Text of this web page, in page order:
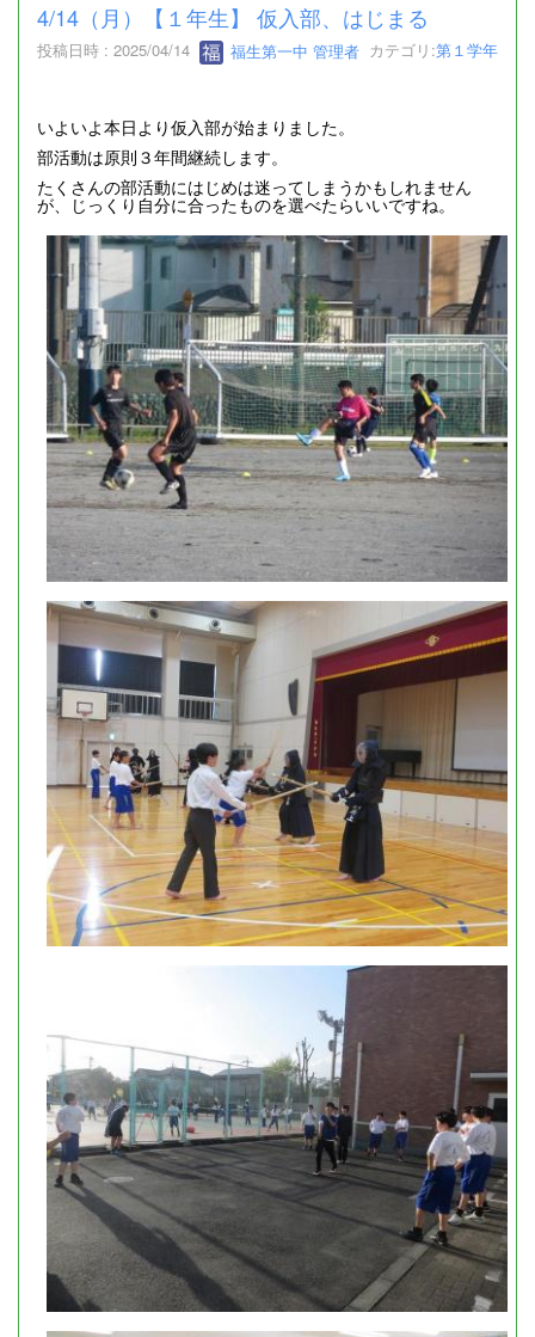
4/14（月）【１年生】 仮入部、はじまる
投稿日時 : 2025/04/14 福生第一中 管理者 カテゴリ:第１学年
いよいよ本日より仮入部が始まりました。
部活動は原則３年間継続します。
たくさんの部活動にはじめは迷ってしまうかもしれません
が、じっくり自分に合ったものを選べたらいいですね。